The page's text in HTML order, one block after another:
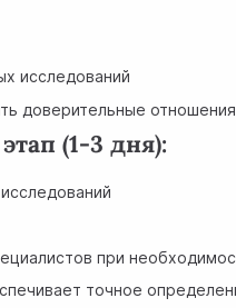
исследований
доверительные
(1-3 дня):
при
точное